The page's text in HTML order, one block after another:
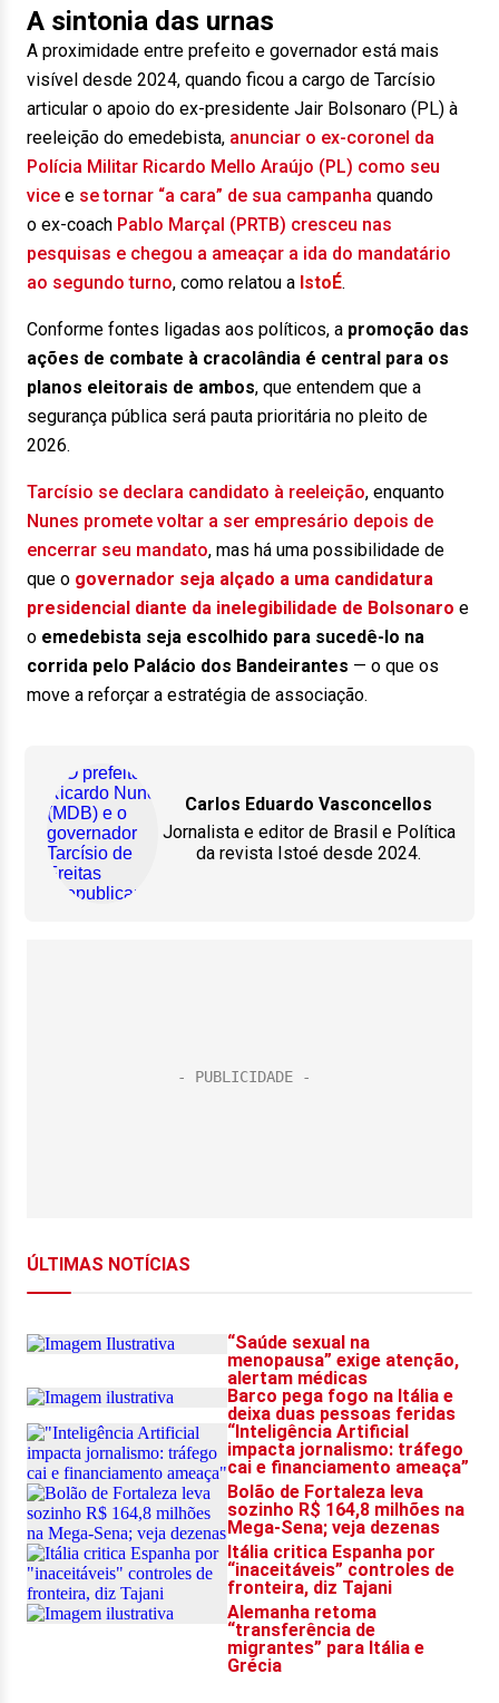
A sintonia das urnas
A proximidade entre prefeito e governador está mais
visível desde 2024, quando ficou a cargo de Tarcísio
articular o apoio do ex-presidente Jair Bolsonaro (PL) à
reeleição do emedebista, anunciar o ex-coronel da
Polícia Militar Ricardo Mello Araújo (PL) como seu
vice e se tornar “a cara” de sua campanha quando
o ex-coach Pablo Marçal (PRTB) cresceu nas
pesquisas e chegou a ameaçar a ida do mandatário
ao segundo turno, como relatou a IstoÉ.
Conforme fontes ligadas aos políticos, a promoção das
ações de combate à cracolândia é central para os
planos eleitorais de ambos, que entendem que a
segurança pública será pauta prioritária no pleito de
2026.
Tarcísio se declara candidato à reeleição, enquanto
Nunes promete voltar a ser empresário depois de
encerrar seu mandato, mas há uma possibilidade de
que o governador seja alçado a uma candidatura
presidencial diante da inelegibilidade de Bolsonaro e
o emedebista seja escolhido para sucedê-lo na
corrida pelo Palácio dos Bandeirantes — o que os
move a reforçar a estratégia de associação.
Carlos Eduardo Vasconcellos
Jornalista e editor de Brasil e Política
da revista Istoé desde 2024.